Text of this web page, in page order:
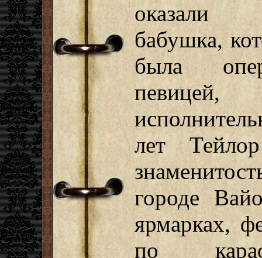
бабушка,
была
лет
городе
ярмарках,
по